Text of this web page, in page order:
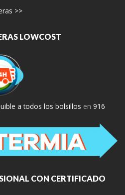
>>
LOWCOST
a todos los bolsillos en 916
CON CERTIFICADO